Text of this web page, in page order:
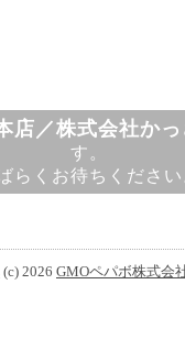
店／株式会社か
す。
らくお待ちください
(c) 2026 GMOペパボ株式会